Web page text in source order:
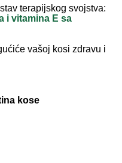
terapijskog svojstva:
i vitamina E sa
vašoj kosi zdravu i
kose